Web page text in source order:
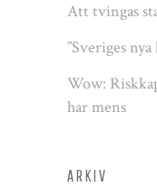
Att tvingas
”Sveriges
Wow:
har mens
ARKIV